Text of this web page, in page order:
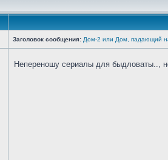
Заголовок сообщения: Дом-2 или Дом, падающий
Непереношу сериалы для быдловаты..,